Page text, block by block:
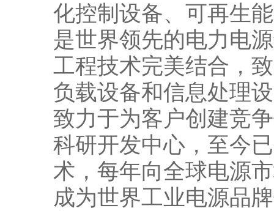
化控制设备、可再生
是世界领先的电力电
工程技术完美结合，
负载设备和信息处理
致力于为客户创建竞
科研开发中心，至今
术，每年向全球电源
成为世界工业电源品